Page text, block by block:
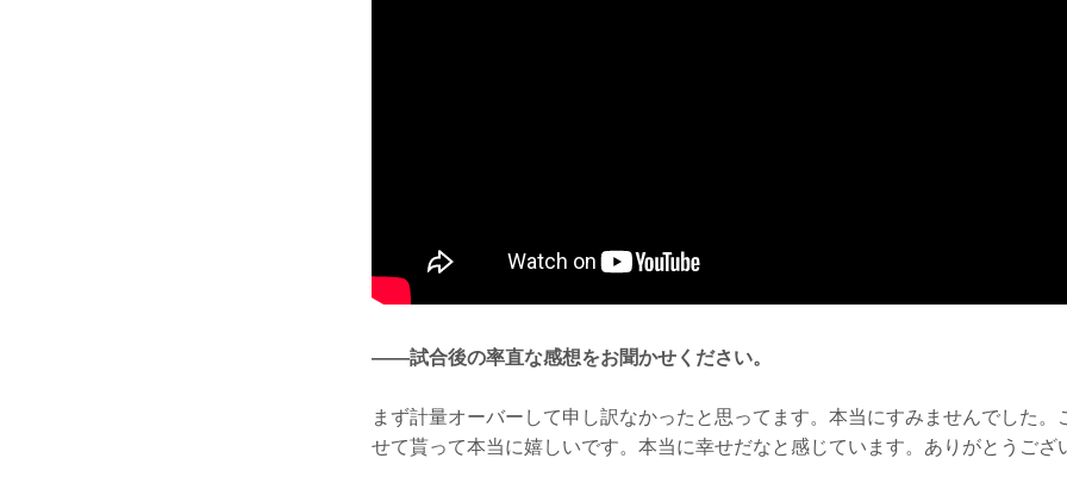
——試合後の率直な感想をお聞かせください。
まず計量オーバーして申し訳なかったと思ってます。本当にすみませんでした。
せて貰って本当に嬉しいです。本当に幸せだなと感じています。ありがとうござ